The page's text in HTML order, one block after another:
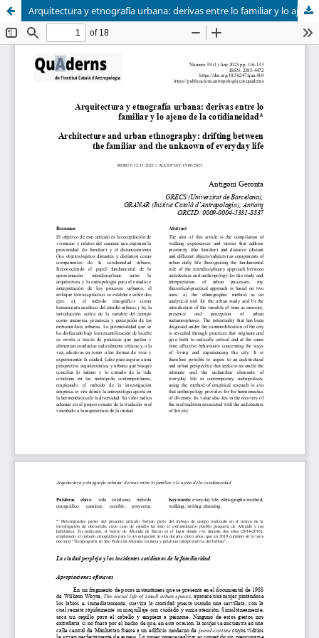
Arquitectura y etnografía urbana: derivas entre lo familiar y lo ajeno de la cotidianeidad